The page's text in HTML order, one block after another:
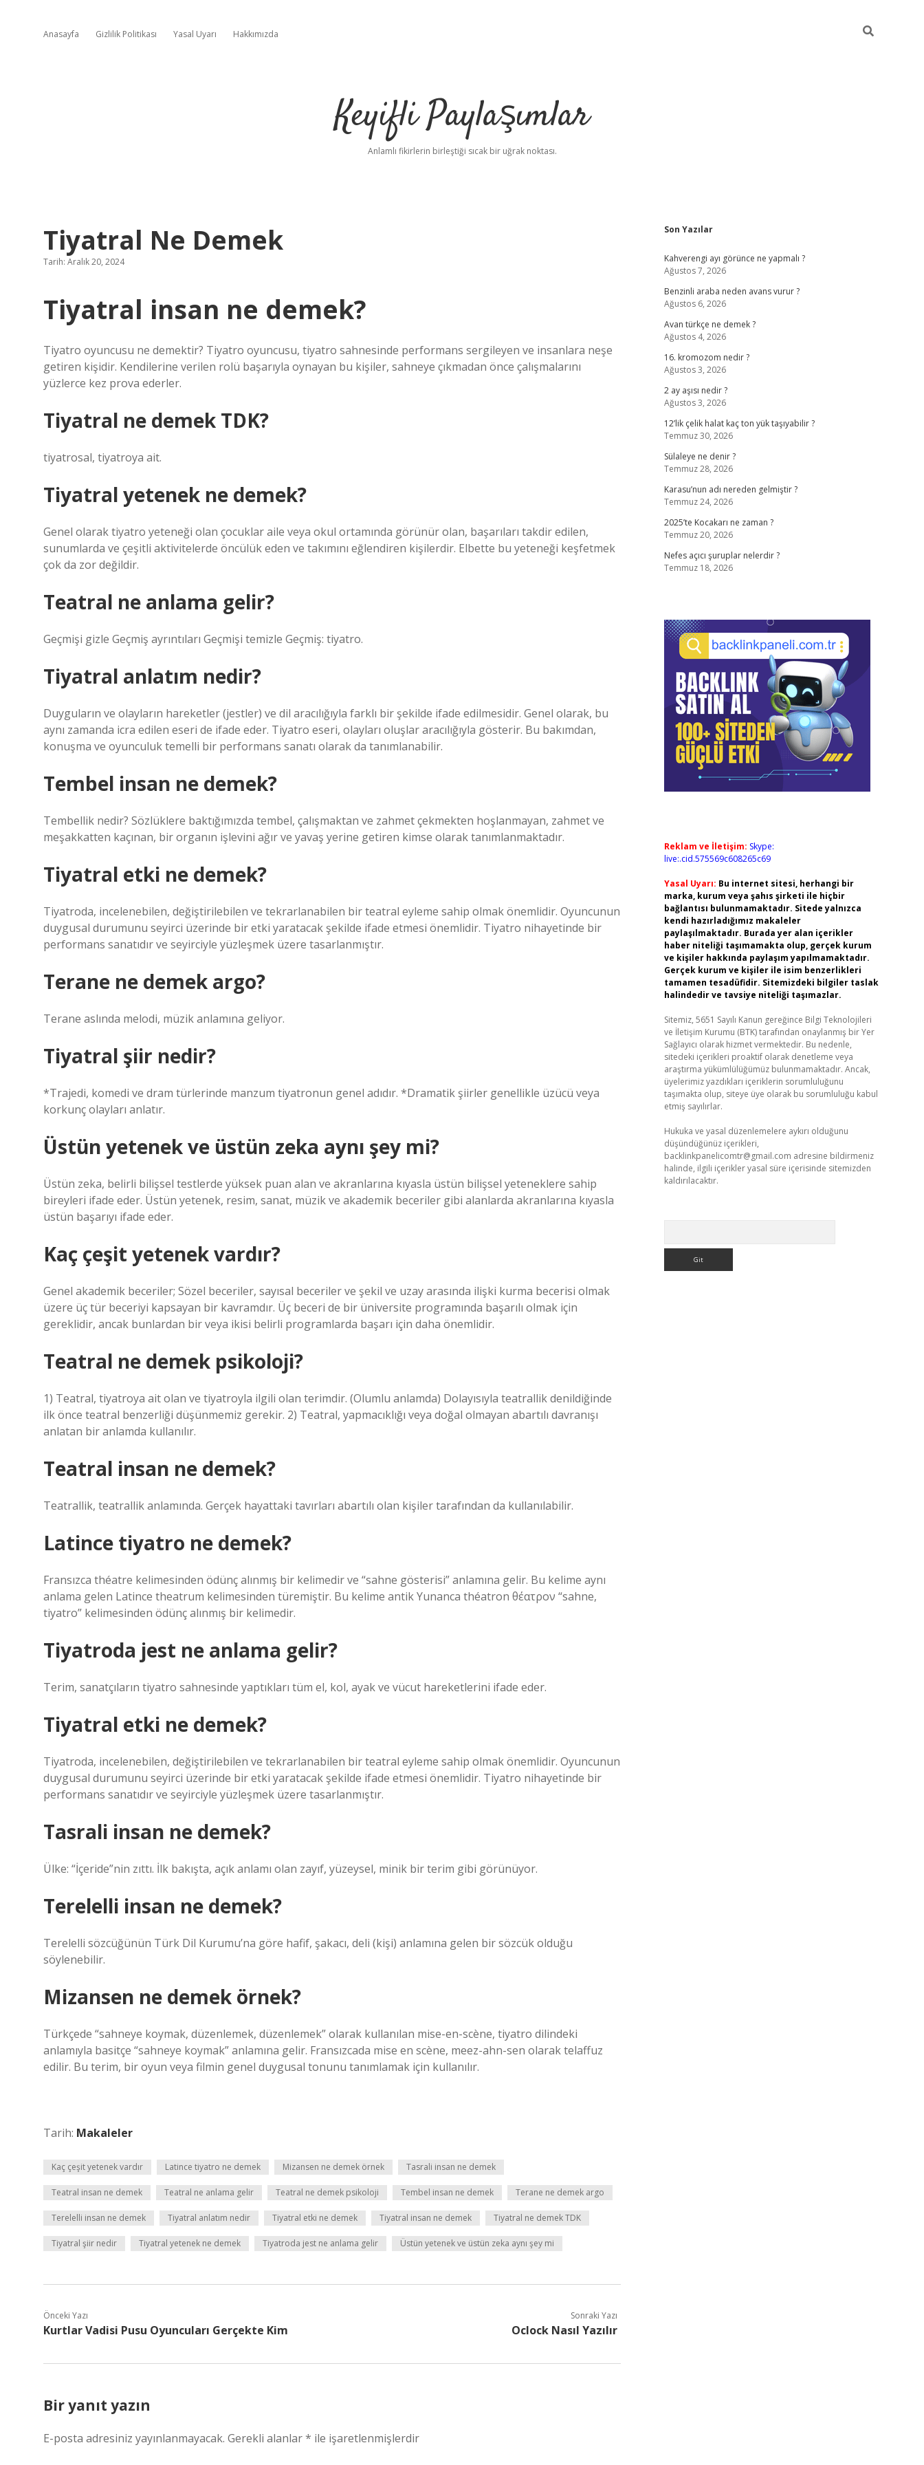
Anasayfa Gizlilik Politikası Yasal Uyarı Hakkımızda
Keyifli Paylaşımlar
Anlamlı fikirlerin birleştiği sıcak bir uğrak noktası.
Tiyatral Ne Demek
Tarih: Aralık 20, 2024
Tiyatral insan ne demek?
Tiyatro oyuncusu ne demektir? Tiyatro oyuncusu, tiyatro sahnesinde performans sergileyen ve insanlara neşe
getiren kişidir. Kendilerine verilen rolü başarıyla oynayan bu kişiler, sahneye çıkmadan önce çalışmalarını
yüzlerce kez prova ederler.
Tiyatral ne demek TDK?
tiyatrosal, tiyatroya ait.
Tiyatral yetenek ne demek?
Genel olarak tiyatro yeteneği olan çocuklar aile veya okul ortamında görünür olan, başarıları takdir edilen,
sunumlarda ve çeşitli aktivitelerde öncülük eden ve takımını eğlendiren kişilerdir. Elbette bu yeteneği keşfetmek
çok da zor değildir.
Teatral ne anlama gelir?
Geçmişi gizle Geçmiş ayrıntıları Geçmişi temizle Geçmiş: tiyatro.
Tiyatral anlatım nedir?
Duyguların ve olayların hareketler (jestler) ve dil aracılığıyla farklı bir şekilde ifade edilmesidir. Genel olarak, bu
aynı zamanda icra edilen eseri de ifade eder. Tiyatro eseri, olayları oluşlar aracılığıyla gösterir. Bu bakımdan,
konuşma ve oyunculuk temelli bir performans sanatı olarak da tanımlanabilir.
Tembel insan ne demek?
Tembellik nedir? Sözlüklere baktığımızda tembel, çalışmaktan ve zahmet çekmekten hoşlanmayan, zahmet ve
meşakkatten kaçınan, bir organın işlevini ağır ve yavaş yerine getiren kimse olarak tanımlanmaktadır.
Tiyatral etki ne demek?
Tiyatroda, incelenebilen, değiştirilebilen ve tekrarlanabilen bir teatral eyleme sahip olmak önemlidir. Oyuncunun
duygusal durumunu seyirci üzerinde bir etki yaratacak şekilde ifade etmesi önemlidir. Tiyatro nihayetinde bir
performans sanatıdır ve seyirciyle yüzleşmek üzere tasarlanmıştır.
Terane ne demek argo?
Terane aslında melodi, müzik anlamına geliyor.
Tiyatral şiir nedir?
*Trajedi, komedi ve dram türlerinde manzum tiyatronun genel adıdır. *Dramatik şiirler genellikle üzücü veya
korkunç olayları anlatır.
Üstün yetenek ve üstün zeka aynı şey mi?
Üstün zeka, belirli bilişsel testlerde yüksek puan alan ve akranlarına kıyasla üstün bilişsel yeteneklere sahip
bireyleri ifade eder. Üstün yetenek, resim, sanat, müzik ve akademik beceriler gibi alanlarda akranlarına kıyasla
üstün başarıyı ifade eder.
Kaç çeşit yetenek vardır?
Genel akademik beceriler; Sözel beceriler, sayısal beceriler ve şekil ve uzay arasında ilişki kurma becerisi olmak
üzere üç tür beceriyi kapsayan bir kavramdır. Üç beceri de bir üniversite programında başarılı olmak için
gereklidir, ancak bunlardan bir veya ikisi belirli programlarda başarı için daha önemlidir.
Teatral ne demek psikoloji?
1) Teatral, tiyatroya ait olan ve tiyatroyla ilgili olan terimdir. (Olumlu anlamda) Dolayısıyla teatrallik denildiğinde
ilk önce teatral benzerliği düşünmemiz gerekir. 2) Teatral, yapmacıklığı veya doğal olmayan abartılı davranışı
anlatan bir anlamda kullanılır.
Teatral insan ne demek?
Teatrallik, teatrallik anlamında. Gerçek hayattaki tavırları abartılı olan kişiler tarafından da kullanılabilir.
Latince tiyatro ne demek?
Fransızca théatre kelimesinden ödünç alınmış bir kelimedir ve “sahne gösterisi” anlamına gelir. Bu kelime aynı
anlama gelen Latince theatrum kelimesinden türemiştir. Bu kelime antik Yunanca théatron θέατρον “sahne,
tiyatro” kelimesinden ödünç alınmış bir kelimedir.
Tiyatroda jest ne anlama gelir?
Terim, sanatçıların tiyatro sahnesinde yaptıkları tüm el, kol, ayak ve vücut hareketlerini ifade eder.
Tiyatral etki ne demek?
Tiyatroda, incelenebilen, değiştirilebilen ve tekrarlanabilen bir teatral eyleme sahip olmak önemlidir. Oyuncunun
duygusal durumunu seyirci üzerinde bir etki yaratacak şekilde ifade etmesi önemlidir. Tiyatro nihayetinde bir
performans sanatıdır ve seyirciyle yüzleşmek üzere tasarlanmıştır.
Tasrali insan ne demek?
Ülke: “İçeride”nin zıttı. İlk bakışta, açık anlamı olan zayıf, yüzeysel, minik bir terim gibi görünüyor.
Terelelli insan ne demek?
Terelelli sözcüğünün Türk Dil Kurumu’na göre hafif, şakacı, deli (kişi) anlamına gelen bir sözcük olduğu
söylenebilir.
Mizansen ne demek örnek?
Türkçede “sahneye koymak, düzenlemek, düzenlemek” olarak kullanılan mise-en-scène, tiyatro dilindeki
anlamıyla basitçe “sahneye koymak” anlamına gelir. Fransızcada mise en scène, meez-ahn-sen olarak telaffuz
edilir. Bu terim, bir oyun veya filmin genel duygusal tonunu tanımlamak için kullanılır.
Tarih: Makaleler
Kaç çeşit yetenek vardır Latince tiyatro ne demek Mizansen ne demek örnek Tasrali insan ne demek
Teatral insan ne demek Teatral ne anlama gelir Teatral ne demek psikoloji Tembel insan ne demek Terane ne demek argo
Terelelli insan ne demek Tiyatral anlatım nedir Tiyatral etki ne demek Tiyatral insan ne demek Tiyatral ne demek TDK
Tiyatral şiir nedir Tiyatral yetenek ne demek Tiyatroda jest ne anlama gelir Üstün yetenek ve üstün zeka aynı şey mi
Önceki Yazı
Kurtlar Vadisi Pusu Oyuncuları Gerçekte Kim
Sonraki Yazı
Oclock Nasıl Yazılır
Bir yanıt yazın
E-posta adresiniz yayınlanmayacak. Gerekli alanlar* ile işaretlenmişlerdir
Sidebar
Son Yazılar
Kahverengi ayı görünce ne yapmalı ?
Ağustos 7, 2026
Benzinli araba neden avans vurur ?
Ağustos 6, 2026
Avan türkçe ne demek ?
Ağustos 4, 2026
16. kromozom nedir ?
Ağustos 3, 2026
2 ay aşısı nedir ?
Ağustos 3, 2026
12’lik çelik halat kaç ton yük taşıyabilir ?
Temmuz 30, 2026
Sülaleye ne denir ?
Temmuz 28, 2026
Karasu’nun adı nereden gelmiştir ?
Temmuz 24, 2026
2025’te Kocakarı ne zaman ?
Temmuz 20, 2026
Nefes açıcı şuruplar nelerdir ?
Temmuz 18, 2026
Reklam ve İletişim: Skype:
live:.cid.575569c608265c69
Yasal Uyarı: Bu internet sitesi, herhangi bir
marka, kurum veya şahıs şirketi ile hiçbir
bağlantısı bulunmamaktadır. Sitede yalnızca
kendi hazırladığımız makaleler
paylaşılmaktadır. Burada yer alan içerikler
haber niteliği taşımamakta olup, gerçek kurum
ve kişiler hakkında paylaşım yapılmamaktadır.
Gerçek kurum ve kişiler ile isim benzerlikleri
tamamen tesadüfidir. Sitemizdeki bilgiler taslak
halindedir ve tavsiye niteliği taşımazlar.
Sitemiz, 5651 Sayılı Kanun gereğince Bilgi Teknolojileri
ve İletişim Kurumu (BTK) tarafından onaylanmış bir Yer
Sağlayıcı olarak hizmet vermektedir. Bu nedenle,
sitedeki içerikleri proaktif olarak denetleme veya
araştırma yükümlülüğümüz bulunmamaktadır. Ancak,
üyelerimiz yazdıkları içeriklerin sorumluluğunu
taşımakta olup, siteye üye olarak bu sorumluluğu kabul
etmiş sayılırlar.
Hukuka ve yasal düzenlemelere aykırı olduğunu
düşündüğünüz içerikleri,
backlinkpanelicomtr@gmail.com adresine bildirmeniz
halinde, ilgili içerikler yasal süre içerisinde sitemizden
kaldırılacaktır.